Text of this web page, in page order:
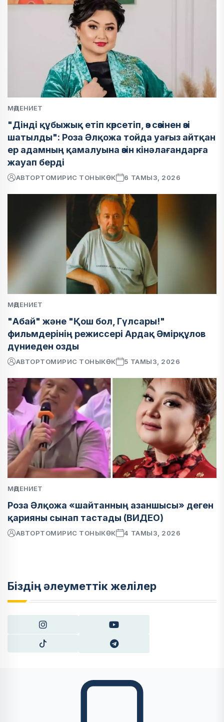
МӘДЕНИЕТ
"Дінді құбыжық етіп көрсетіп, өз сөзінен өзі
шатылды": Роза Әлқожа тойда уағыз айтқан
ер адамның қамалуына өзін кінәлағандарға
жауап берді
АВТОРТОМИРИС ТОНЫКӨК 6 ТАМЫЗ, 2026
МӘДЕНИЕТ
"Абай" және "Қош бол, Гүлсары!"
фильмдерінің режиссері Ардақ Әмірқұлов
дүниеден озды
АВТОРТОМИРИС ТОНЫКӨК 5 ТАМЫЗ, 2026
МӘДЕНИЕТ
Роза Әлқожа «шайтанның азаншысы» деген
қарияны сынап тастады (ВИДЕО)
АВТОРТОМИРИС ТОНЫКӨК 4 ТАМЫЗ, 2026
Біздің әлеуметтік желілер